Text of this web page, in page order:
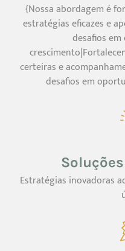
{Nossa abordagem é
estratégias eficazes e
desafios
certeiras e
desafios em
Estratégias inovadoras